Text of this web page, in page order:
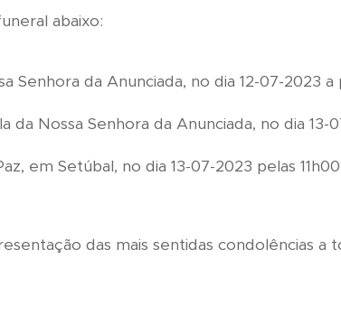
abaixo:
Senhora da Anunciada, no dia 12-07-2023 a
da Nossa Senhora da Anunciada, no dia 13-
em Setúbal, no dia 13-07-2023 pelas
das mais sentidas condolências a